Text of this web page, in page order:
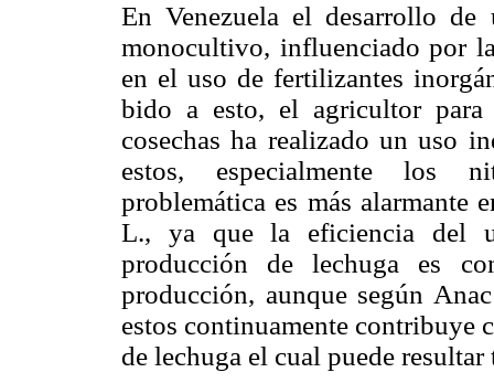
En Venezuela el desarrollo
monocultivo, influenciado por
en el uso de fertili­zantes
bido a esto, el agricultor para
cosechas ha realizado un uso
estos, especialmente los
problemática es más alarmante
L., ya que la eficiencia del
producción de lechuga es
producción, aunque según
estos continuamente contribuye
de lechuga el cual puede